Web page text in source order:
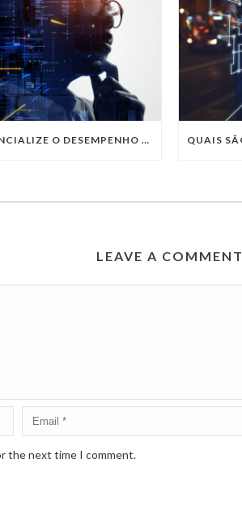
POTENCIALIZE O DESEMPENHO DA SUA EMPRESA COM OS SERVIÇOS DE TI DA VIVO VITA
LEAVE A COMMENT
the next time I comment.